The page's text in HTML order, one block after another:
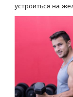
устроиться на